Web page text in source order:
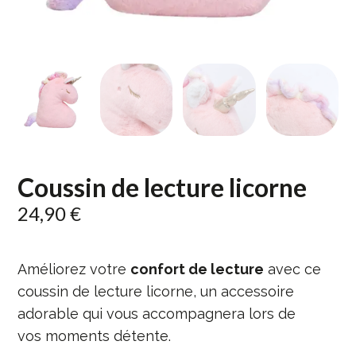
Coussin de lecture licorne
24,90€
Améliorez votre confort de lecture avec ce
coussin de lecture licorne, un accessoire
adorable qui vous accompagnera lors de
vos moments détente.